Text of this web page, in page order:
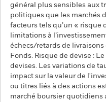
général plus sensibles aux
politiques que les marchés
facteurs tels qu’un « risque
limitations à
échecs/retards de
Fonds. Risque de devise :
devises. Les variations de
impact sur la valeur de
ou titres liés à des actions
marché boursier quotidiens